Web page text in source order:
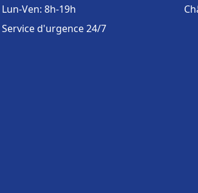
Lun-Ven: 8h-19h
Service d'urgence 24/7